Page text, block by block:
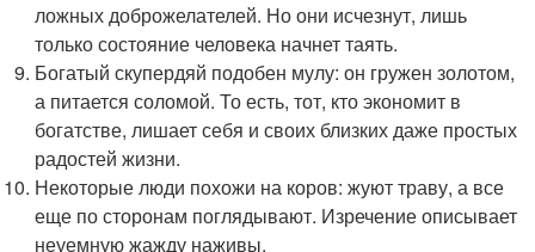
ложных доброжелателей. Но они исчезнут, лишь
только состояние человека начнет таять.
Богатый скупердяй подобен мулу: он гружен золотом,
а питается соломой. То есть, тот, кто экономит в
богатстве, лишает себя и своих близких даже простых
радостей жизни.
Некоторые люди похожи на коров: жуют траву, а все
еще по сторонам поглядывают. Изречение описывает
неуемную жажду наживы.